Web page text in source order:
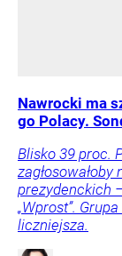
Nawrocki ma
go Polacy.
Blisko 39 proc.
prezydenckich
„Wprost”.
liczniejsza.